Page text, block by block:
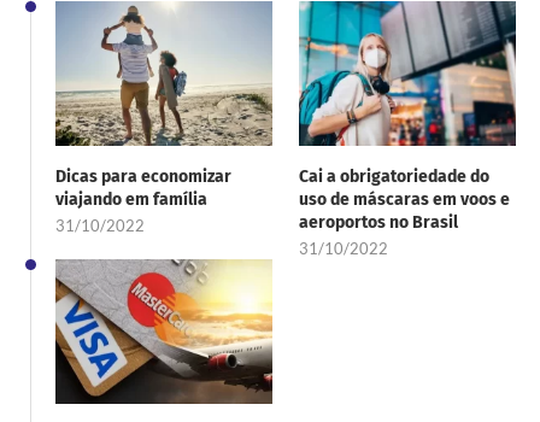
Dicas para economizar
viajando em família
31/10/2022
Cai a obrigatoriedade do
uso de máscaras em voos e
aeroportos no Brasil
31/10/2022